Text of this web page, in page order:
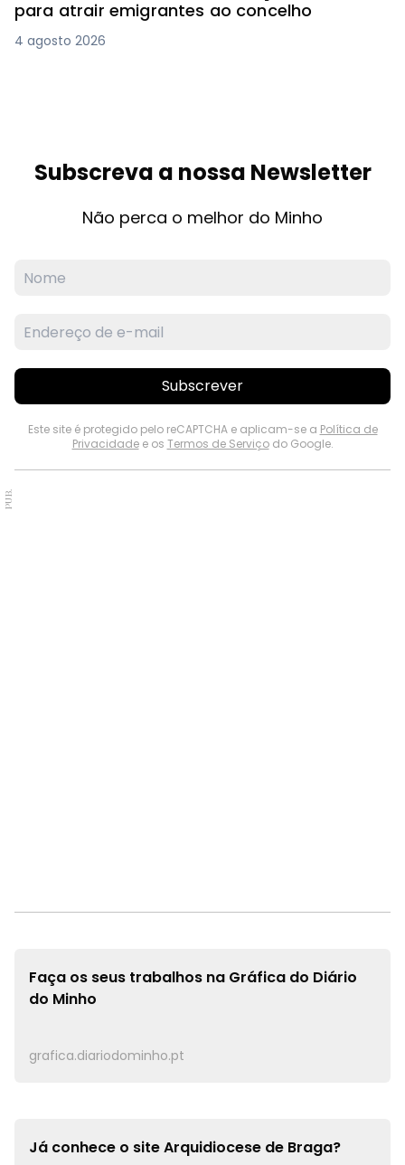
para atrair emigrantes ao concelho
4 agosto 2026
Subscreva a nossa Newsletter
Não perca o melhor do Minho
Subscrever
Este site é protegido pelo reCAPTCHA e aplicam-se a Política de
Privacidadee os Termos de Serviçodo Google.
PUB.
Faça os seus trabalhos na Gráfica do Diário
do Minho
grafica.diariodominho.pt
Já conhece o siteArquidiocese de Braga?